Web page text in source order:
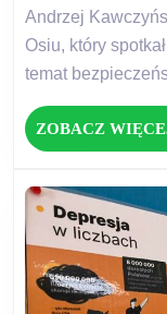
Andrzej
Osiu, który
temat
ZOBACZ